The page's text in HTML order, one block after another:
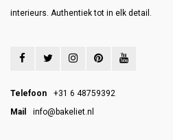
interieurs. Authentiek tot in elk detail.
Telefoon
+31 6 48759392
Mail
info@bakeliet.nl